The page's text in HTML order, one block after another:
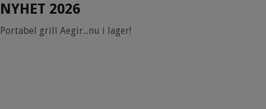
NYHET 2026
Portabel grill Aegir...nu i lager!